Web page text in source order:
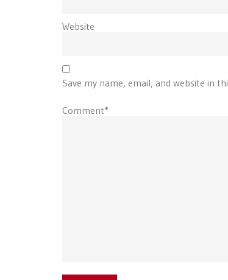
Website
Save my name, email, and website in
Comment*